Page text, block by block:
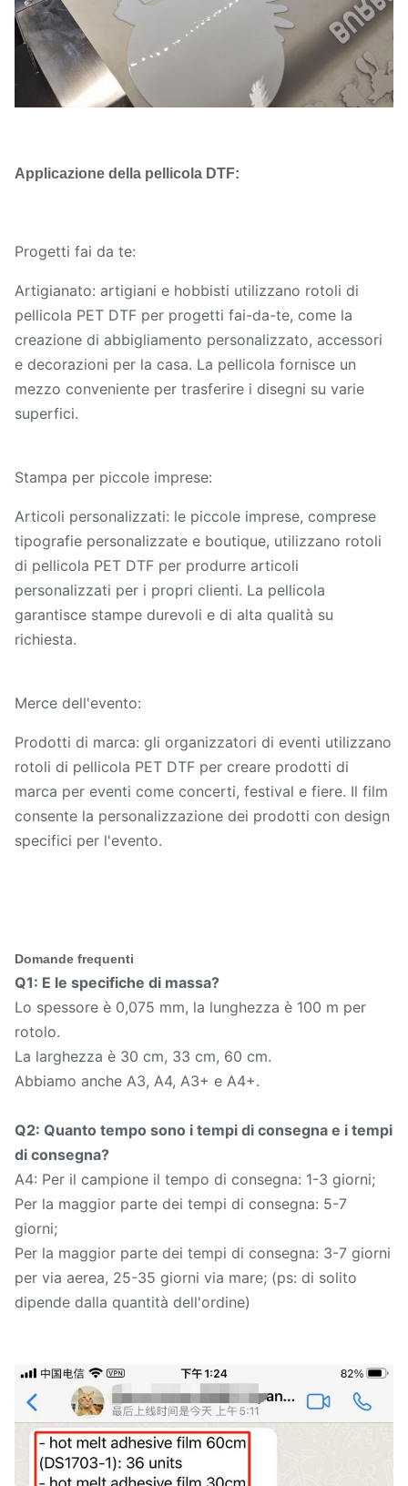
Applicazione della pellicola DTF:
Progetti fai da te:
Artigianato: artigiani e hobbisti utilizzano rotoli di
pellicola PET DTF per progetti fai-da-te, come la
creazione di abbigliamento personalizzato, accessori
e decorazioni per la casa. La pellicola fornisce un
mezzo conveniente per trasferire i disegni su varie
superfici.
Stampa per piccole imprese:
Articoli personalizzati: le piccole imprese, comprese
tipografie personalizzate e boutique, utilizzano rotoli
di pellicola PET DTF per produrre articoli
personalizzati per i propri clienti. La pellicola
garantisce stampe durevoli e di alta qualità su
richiesta.
Merce dell'evento:
Prodotti di marca: gli organizzatori di eventi utilizzano
rotoli di pellicola PET DTF per creare prodotti di
marca per eventi come concerti, festival e fiere. Il film
consente la personalizzazione dei prodotti con design
specifici per l'evento.
Domande frequenti
Q1: E le specifiche di massa?
Lo spessore è 0,075 mm, la lunghezza è 100 m per
rotolo.
La larghezza è 30 cm, 33 cm, 60 cm.
Abbiamo anche A3, A4, A3+ e A4+.
Q2: Quanto tempo sono i tempi di consegna e i tempi
di consegna?
A4: Per il campione il tempo di consegna: 1-3 giorni;
Per la maggior parte dei tempi di consegna: 5-7
giorni;
Per la maggior parte dei tempi di consegna: 3-7 giorni
per via aerea, 25-35 giorni via mare; (ps: di solito
dipende dalla quantità dell'ordine)